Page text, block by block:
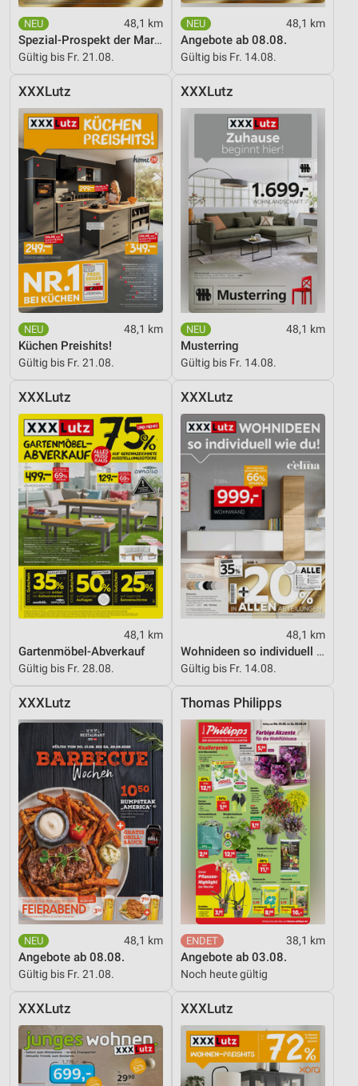
48,1 km
Spezial-Prospekt der Marken
Gültig bis Fr. 21.08.
48,1 km
Angebote ab 08.08.
Gültig bis Fr. 14.08.
XXXLutz
48,1 km
Küchen Preishits!
Gültig bis Fr. 21.08.
XXXLutz
48,1 km
Musterring
Gültig bis Fr. 14.08.
XXXLutz
48,1 km
Gartenmöbel-Abverkauf
Gültig bis Fr. 28.08.
XXXLutz
48,1 km
Wohnideen so individuell wie du!
Gültig bis Fr. 14.08.
XXXLutz
48,1 km
Angebote ab 08.08.
Gültig bis Fr. 21.08.
Thomas Philipps
38,1 km
Angebote ab 03.08.
Noch heute gültig
XXXLutz XXXLutz